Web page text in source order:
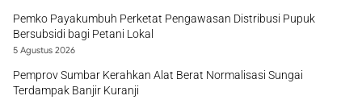
Pemko Payakumbuh Perketat Pengawasan Distribusi Pupuk
Bersubsidi bagi Petani Lokal
5 Agustus 2026
Pemprov Sumbar Kerahkan Alat Berat Normalisasi Sungai
Terdampak Banjir Kuranji